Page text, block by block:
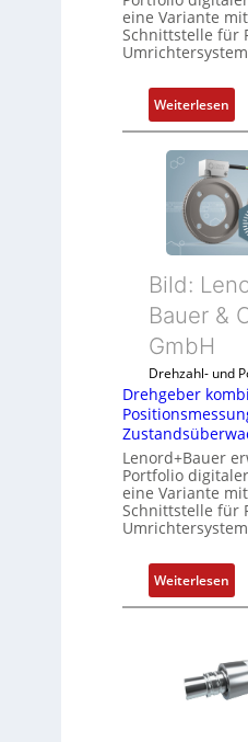
eine Variante
Schnittstelle für
Weiterlesen:
D
r
e
h
g
e
e
m
b
i
i
e
r
P
o
s
i
o
Bild:
Bauer &
GmbH
Drehzahl- und
Drehgeber
Lenord+Bauer
Portfolio
eine Variante
Schnittstelle für
Weiterlesen:
D
h
g